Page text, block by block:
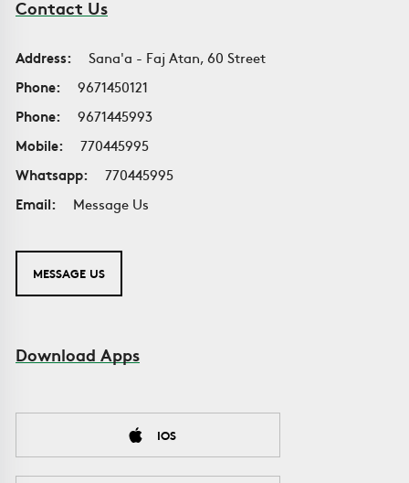
Contact Us
Address:
Sana'a - Faj Atan, 60 Street
Phone:
9671450121
Phone:
9671445993
Mobile:
770445995
Whatsapp:
770445995
Email:
Message Us
MESSAGE US
Download Apps
IOS